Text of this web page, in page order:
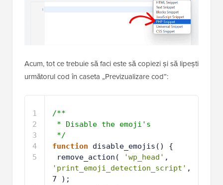
Acum, tot ce trebuie să faci este să copiezi și să lipești
următorul cod în caseta „Previzualizare cod”:
1
2
3
4
5
/**
* Disable the emoji's
*/
function
disable_emojis() {
remove_action(
'wp_head'
'print_emoji_detection_script' ,
7 );